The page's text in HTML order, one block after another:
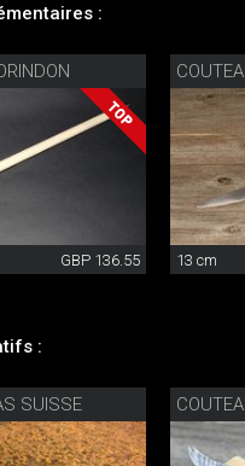
:
GBP 136.55 13 cm
:
SUISSE